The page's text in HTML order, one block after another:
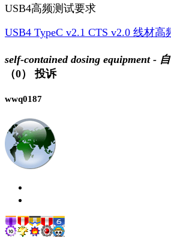
USB4高频测试要求
USB4 TypeC v2.1 CTS v2.0 线材高
self-contained dosing equipment -
（0）
投诉
wwq0187